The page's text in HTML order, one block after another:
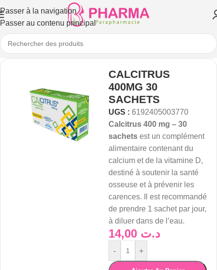
Passer à la navigation
Passer au contenu principal
CALCITRUS
400MG 30
SACHETS
UGS : 6192405003770
Calcitrus 400 mg – 30
sachets est un complément
alimentaire contenant du
calcium et de la vitamine D,
destiné à soutenir la santé
osseuse et à prévenir les
carences. Il est recommandé
de prendre 1 sachet par jour,
à diluer dans de l’eau.
د.ت
- +